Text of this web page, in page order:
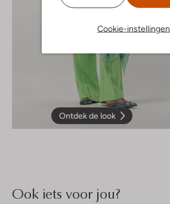
Cookie-instellingen
Ontdek de look
Ook iets voor jou?